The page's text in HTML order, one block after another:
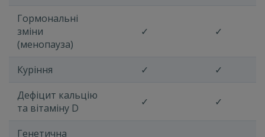
Гормональні
зміни
(менопауза)
✓ ✓
Куріння ✓
✓
Дефіцит кальцію
та вітаміну D
✓ ✓
Генетична